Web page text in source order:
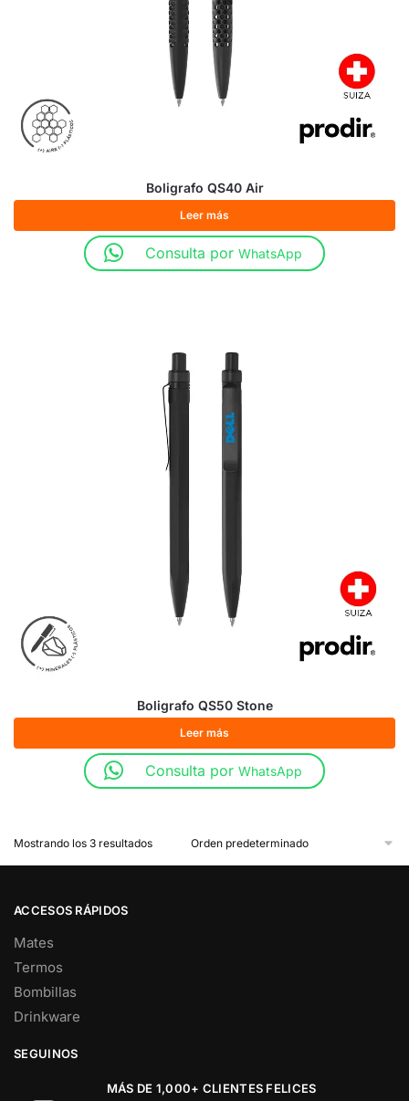
Boligrafo QS40 Air
Leer más
Consulta por WhatsApp
Boligrafo QS50 Stone
Leer más
Consulta por WhatsApp
Mostrando los 3 resultados
ACCESOS RÁPIDOS
Mates
Termos
Bombillas
Drinkware
SEGUINOS
MÁS DE 1,000+ CLIENTES FELICES